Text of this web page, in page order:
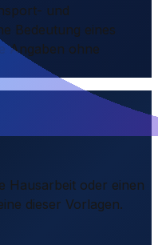
und
Bedeutung eines
Angaben ohne
Hausarbeit oder einen
dieser Vorlagen.